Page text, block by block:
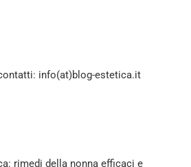
info(at)blog-estetica.it
rimedi della nonna efficaci e